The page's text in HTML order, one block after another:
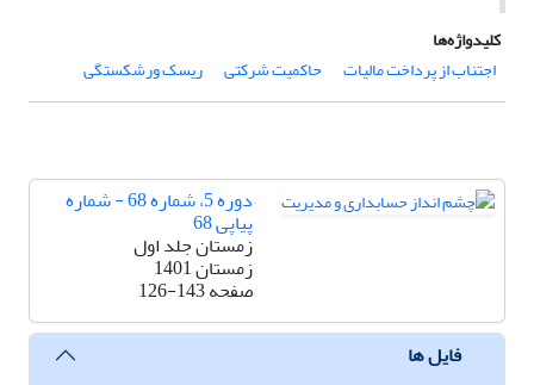
کلیدواژه‌ها
اجتناب از پرداخت مالیات
حاکمیت شرکتی ریسک ورشکستگی
دوره 5، شماره 68 - شماره
پیاپی 68
زمستان جلد اول
زمستان 1401
صفحه126-143
فایل ها